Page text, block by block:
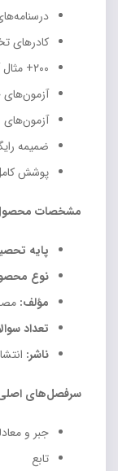
کادرهای
۲۰۰+ مثال آموزشی برای درک بهتر مطالب
ضمیمه
پوشش
مشخصات
پایه
نوع
مؤلف:
تعداد
ناشر:
سرفصل‌های
جبر و
تابع